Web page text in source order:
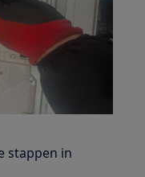
stappen in